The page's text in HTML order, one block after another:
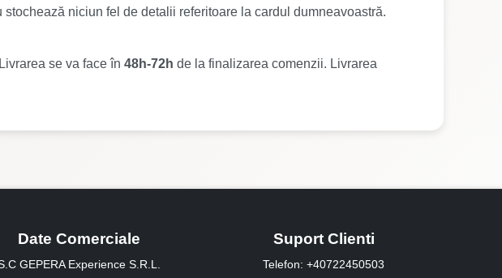
niciun fel de detalii referitoare la cardul dumneavoastră.
se va face în 48h-72h de la finalizarea comenzii. Livrarea
Date Comerciale
GEPERA Experience S.R.L.
Suport Clienti
Telefon: +40722450503